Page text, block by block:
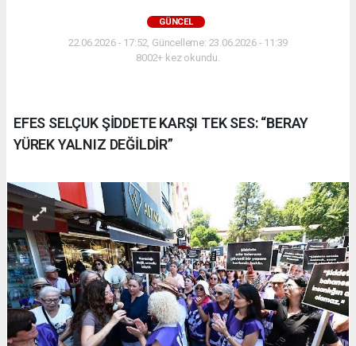
GÜNCEL
22.06.2026 - 17:52, Güncelleme: 23.06.2026 - 11:39
8002+ kez okundu.
EFES SELÇUK ŞİDDETE KARŞI TEK SES: “BERAY
YÜREK YALNIZ DEĞİLDİR”